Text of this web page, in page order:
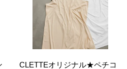
CLETTEオリジナル★ペチコ